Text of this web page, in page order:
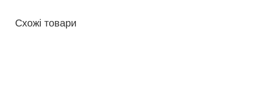
Схожі товари